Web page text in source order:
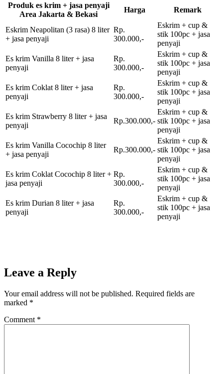
Produk es krim + jasa penyaji
Area Jakarta & Bekasi
Harga Remark
Eskrim Neapolitan (3 rasa) 8 liter
+ jasa penyaji
Rp.
300.000,-
Eskrim + cup &
stik 100pc + jasa
penyaji
Es krim Vanilla 8 liter + jasa
penyaji
Rp.
300.000,-
Eskrim + cup &
stik 100pc + jasa
penyaji
Es krim Coklat 8 liter + jasa
penyaji
Rp.
300.000,-
Eskrim + cup &
stik 100pc + jasa
penyaji
Es krim Strawberry 8 liter + jasa
penyaji
Rp.300.000,-
Eskrim + cup &
stik 100pc + jasa
penyaji
Es krim Vanilla Cocochip 8 liter
+ jasa penyaji
Rp.300.000,-
Eskrim + cup &
stik 100pc + jasa
penyaji
Es krim Coklat Cocochip 8 liter +
jasa penyaji
Rp.
300.000,-
Eskrim + cup &
stik 100pc + jasa
penyaji
Es krim Durian 8 liter + jasa
penyaji
Rp.
300.000,-
Eskrim + cup &
stik 100pc + jasa
penyaji
Leave a Reply
Your email address will not be published. Required fields are
marked *
Comment *